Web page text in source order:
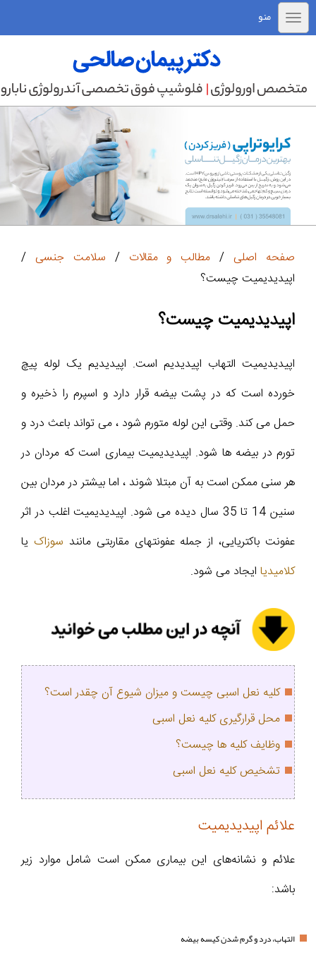
منو
صفحه اصلی / مطالب و مقالات / سلامت جنسی /
اپیدیدیمیت چیست؟
اپیدیدیمیت چیست؟
اپیدیدیمیت التهاب اپیدیدیم است. اپیدیدیم یک لوله پیچ
خورده است که در پشت بیضه قرار دارد و اسپرم را ذخیره و
حمل می کند. وقتی این لوله متورم شود ، می تواند باعث درد و
تورم در بیضه ها شود. اپیدیدیمیت بیماری است که مردان در
هر سنی ممکن است به آن مبتلا شوند ، اما بیشتر در مردان بین
سنین 14 تا 35 سال دیده می شود. اپیدیدیمیت اغلب در اثر
عفونت باکتریایی، از جمله عفونتهای مقاربتی مانند سوزاک یا
کلامیدیا ایجاد می شود.
کلیه نعل اسبی چیست و میزان شیوع آن چقدر است؟
محل قرارگیری کلیه نعل اسبی
وظایف کلیه ها چیست؟
تشخیص کلیه نعل اسبی
علائم اپیدیدیمیت
علائم و نشانه‌های این بیماری ممکن است شامل موارد زیر
باشد:
التهاب، درد و گرم شدن کیسه بیضه